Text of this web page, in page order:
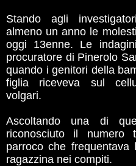
Stando agli
almeno un anno le
oggi 13enne. Le
procuratore di Pinerolo
quando i genitori della
figlia riceveva sul
volgari.
Ascoltando una di
riconosciuto il numero
parroco che
ragazzina nei compiti.